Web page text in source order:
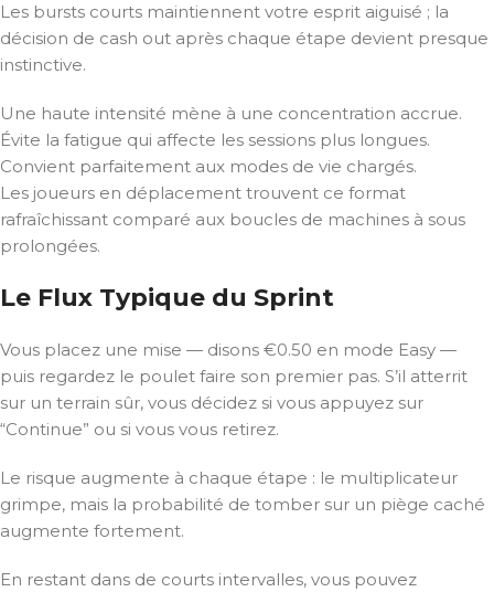
Les bursts courts maintiennent votre esprit aiguisé ; la
décision de cash out après chaque étape devient presque
instinctive.
Une haute intensité mène à une concentration accrue.
Évite la fatigue qui affecte les sessions plus longues.
Convient parfaitement aux modes de vie chargés.
Les joueurs en déplacement trouvent ce format
rafraîchissant comparé aux boucles de machines à sous
prolongées.
Le Flux Typique du Sprint
Vous placez une mise — disons €0.50 en mode Easy —
puis regardez le poulet faire son premier pas. S’il atterrit
sur un terrain sûr, vous décidez si vous appuyez sur
“Continue” ou si vous vous retirez.
Le risque augmente à chaque étape : le multiplicateur
grimpe, mais la probabilité de tomber sur un piège caché
augmente fortement.
En restant dans de courts intervalles, vous pouvez